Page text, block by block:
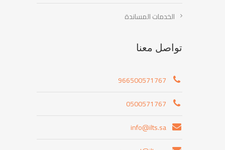
الخدمات المساندة
تواصل معنا
966500571767
0500571767
info@ilts.sa